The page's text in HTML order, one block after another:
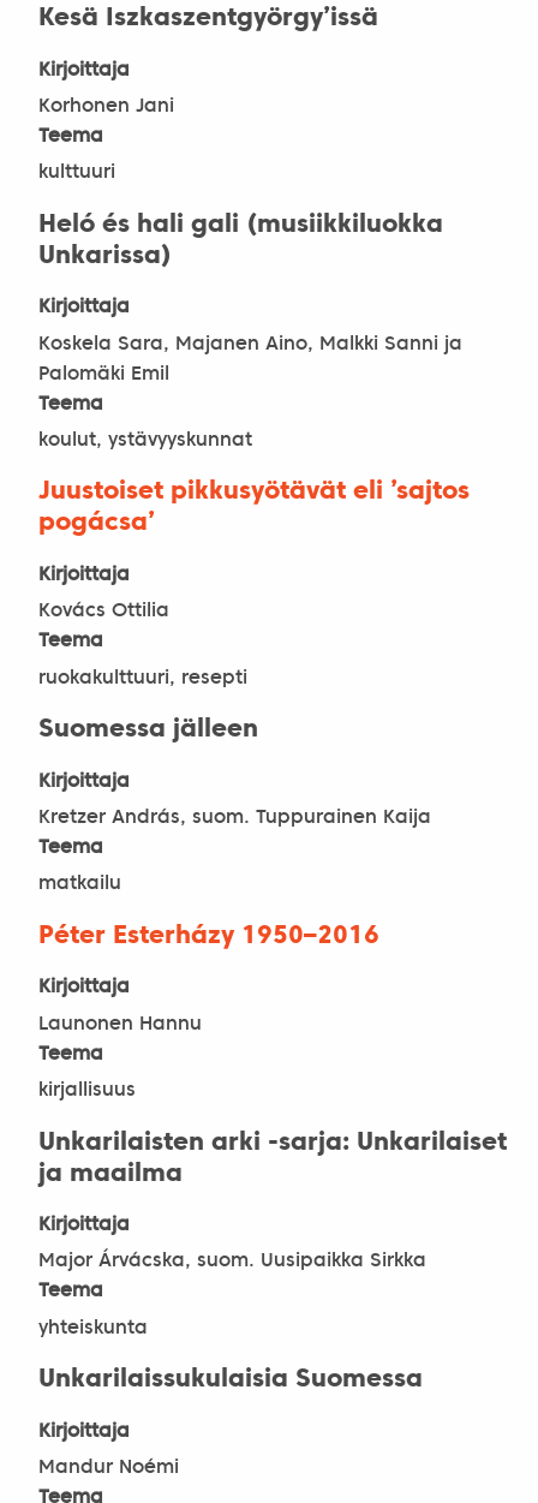
Kesä Iszkaszentgyörgy’issä
Kirjoittaja
Korhonen Jani
Teema
kulttuuri
Heló és hali gali (musiikkiluokka
Unkarissa)
Kirjoittaja
Koskela Sara, Majanen Aino, Malkki Sanni ja
Palomäki Emil
Teema
koulut, ystävyyskunnat
Juustoiset pikkusyötävät eli ’sajtos
pogácsa’
Kirjoittaja
Kovács Ottilia
Teema
ruokakulttuuri, resepti
Suomessa jälleen
Kirjoittaja
Kretzer András, suom. Tuppurainen Kaija
Teema
matkailu
Péter Esterházy 1950–2016
Kirjoittaja
Launonen Hannu
Teema
kirjallisuus
Unkarilaisten arki -sarja: Unkarilaiset
ja maailma
Kirjoittaja
Major Árvácska, suom. Uusipaikka Sirkka
Teema
yhteiskunta
Unkarilaissukulaisia Suomessa
Kirjoittaja
Mandur Noémi
Teema